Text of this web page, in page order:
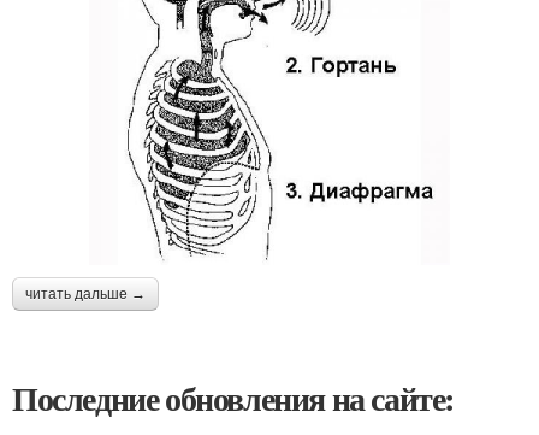
читать дальше →
Последние обновления на сайте: